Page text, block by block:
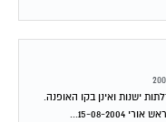
ישנות ואינן בקו האופנה.
08-2004...